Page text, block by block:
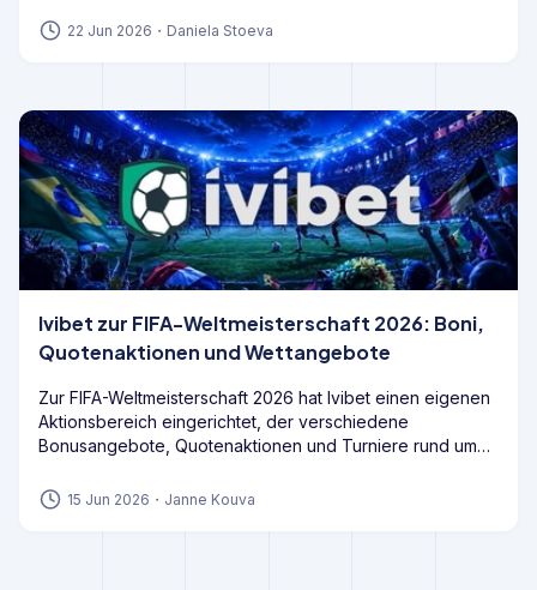
Glücksspielrecht einzuordnen ist und ob die während der
22 Jun 2026 ・ Daniela Stoeva
Ivibet zur FIFA-Weltmeisterschaft 2026: Boni,
Quotenaktionen und Wettangebote
Zur FIFA-Weltmeisterschaft 2026 hat Ivibet einen eigenen
Aktionsbereich eingerichtet, der verschiedene
Bonusangebote, Quotenaktionen und Turniere rund um
stehen Spielern mehrere Promotions zur Verfügung, die
15 Jun 2026 ・ Janne Kouva